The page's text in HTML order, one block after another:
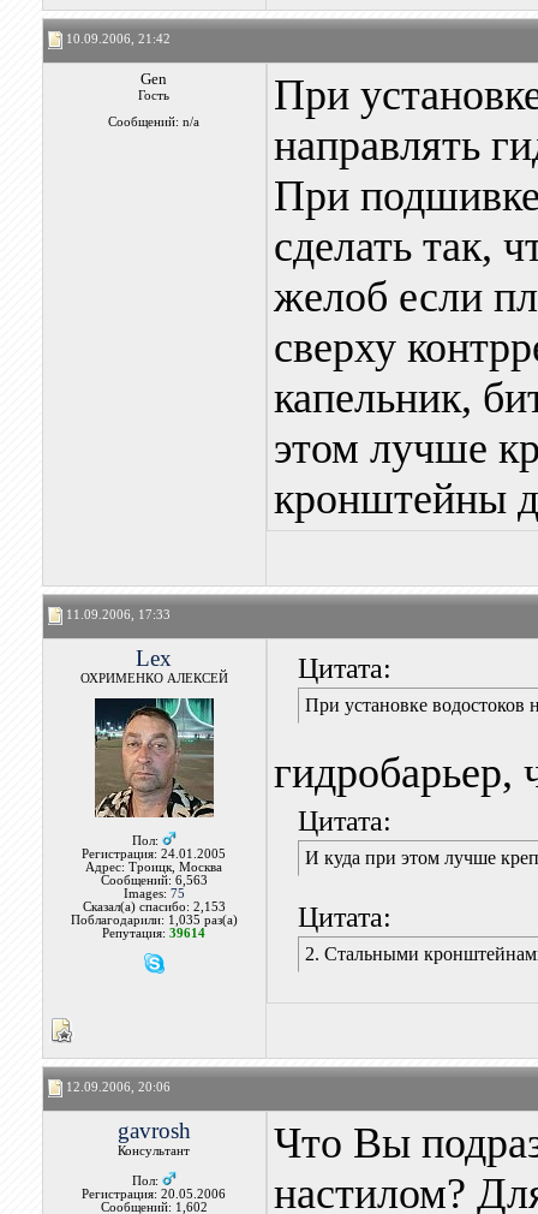
10.09.2006, 21:42
Gen
Гость
Сообщений: n/a
При
направлять
При
сделать так,
желоб если
сверху
капельник,
этом лучше
кронштейны
11.09.2006, 17:33
Lex
ОХРИМЕНКО АЛЕКСЕЙ
Пол:
Регистрация: 24.01.2005
Адрес: Троицк, Москва
Сообщений: 6,563
Images: 75
Сказал(а) спасибо: 2,153
Поблагодарили: 1,035 раз(а)
Репутация:39614
Цитата:
При установке водостоков
гидробарьер,
Цитата:
И куда при этом лучше
Цитата:
2. Стальными
12.09.2006, 20:06
gavrosh
Консультант
Пол:
Регистрация: 20.05.2006
Сообщений: 1,602
Что Вы
настилом?